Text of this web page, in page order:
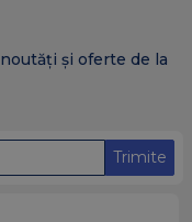
și oferte de la
Trimite